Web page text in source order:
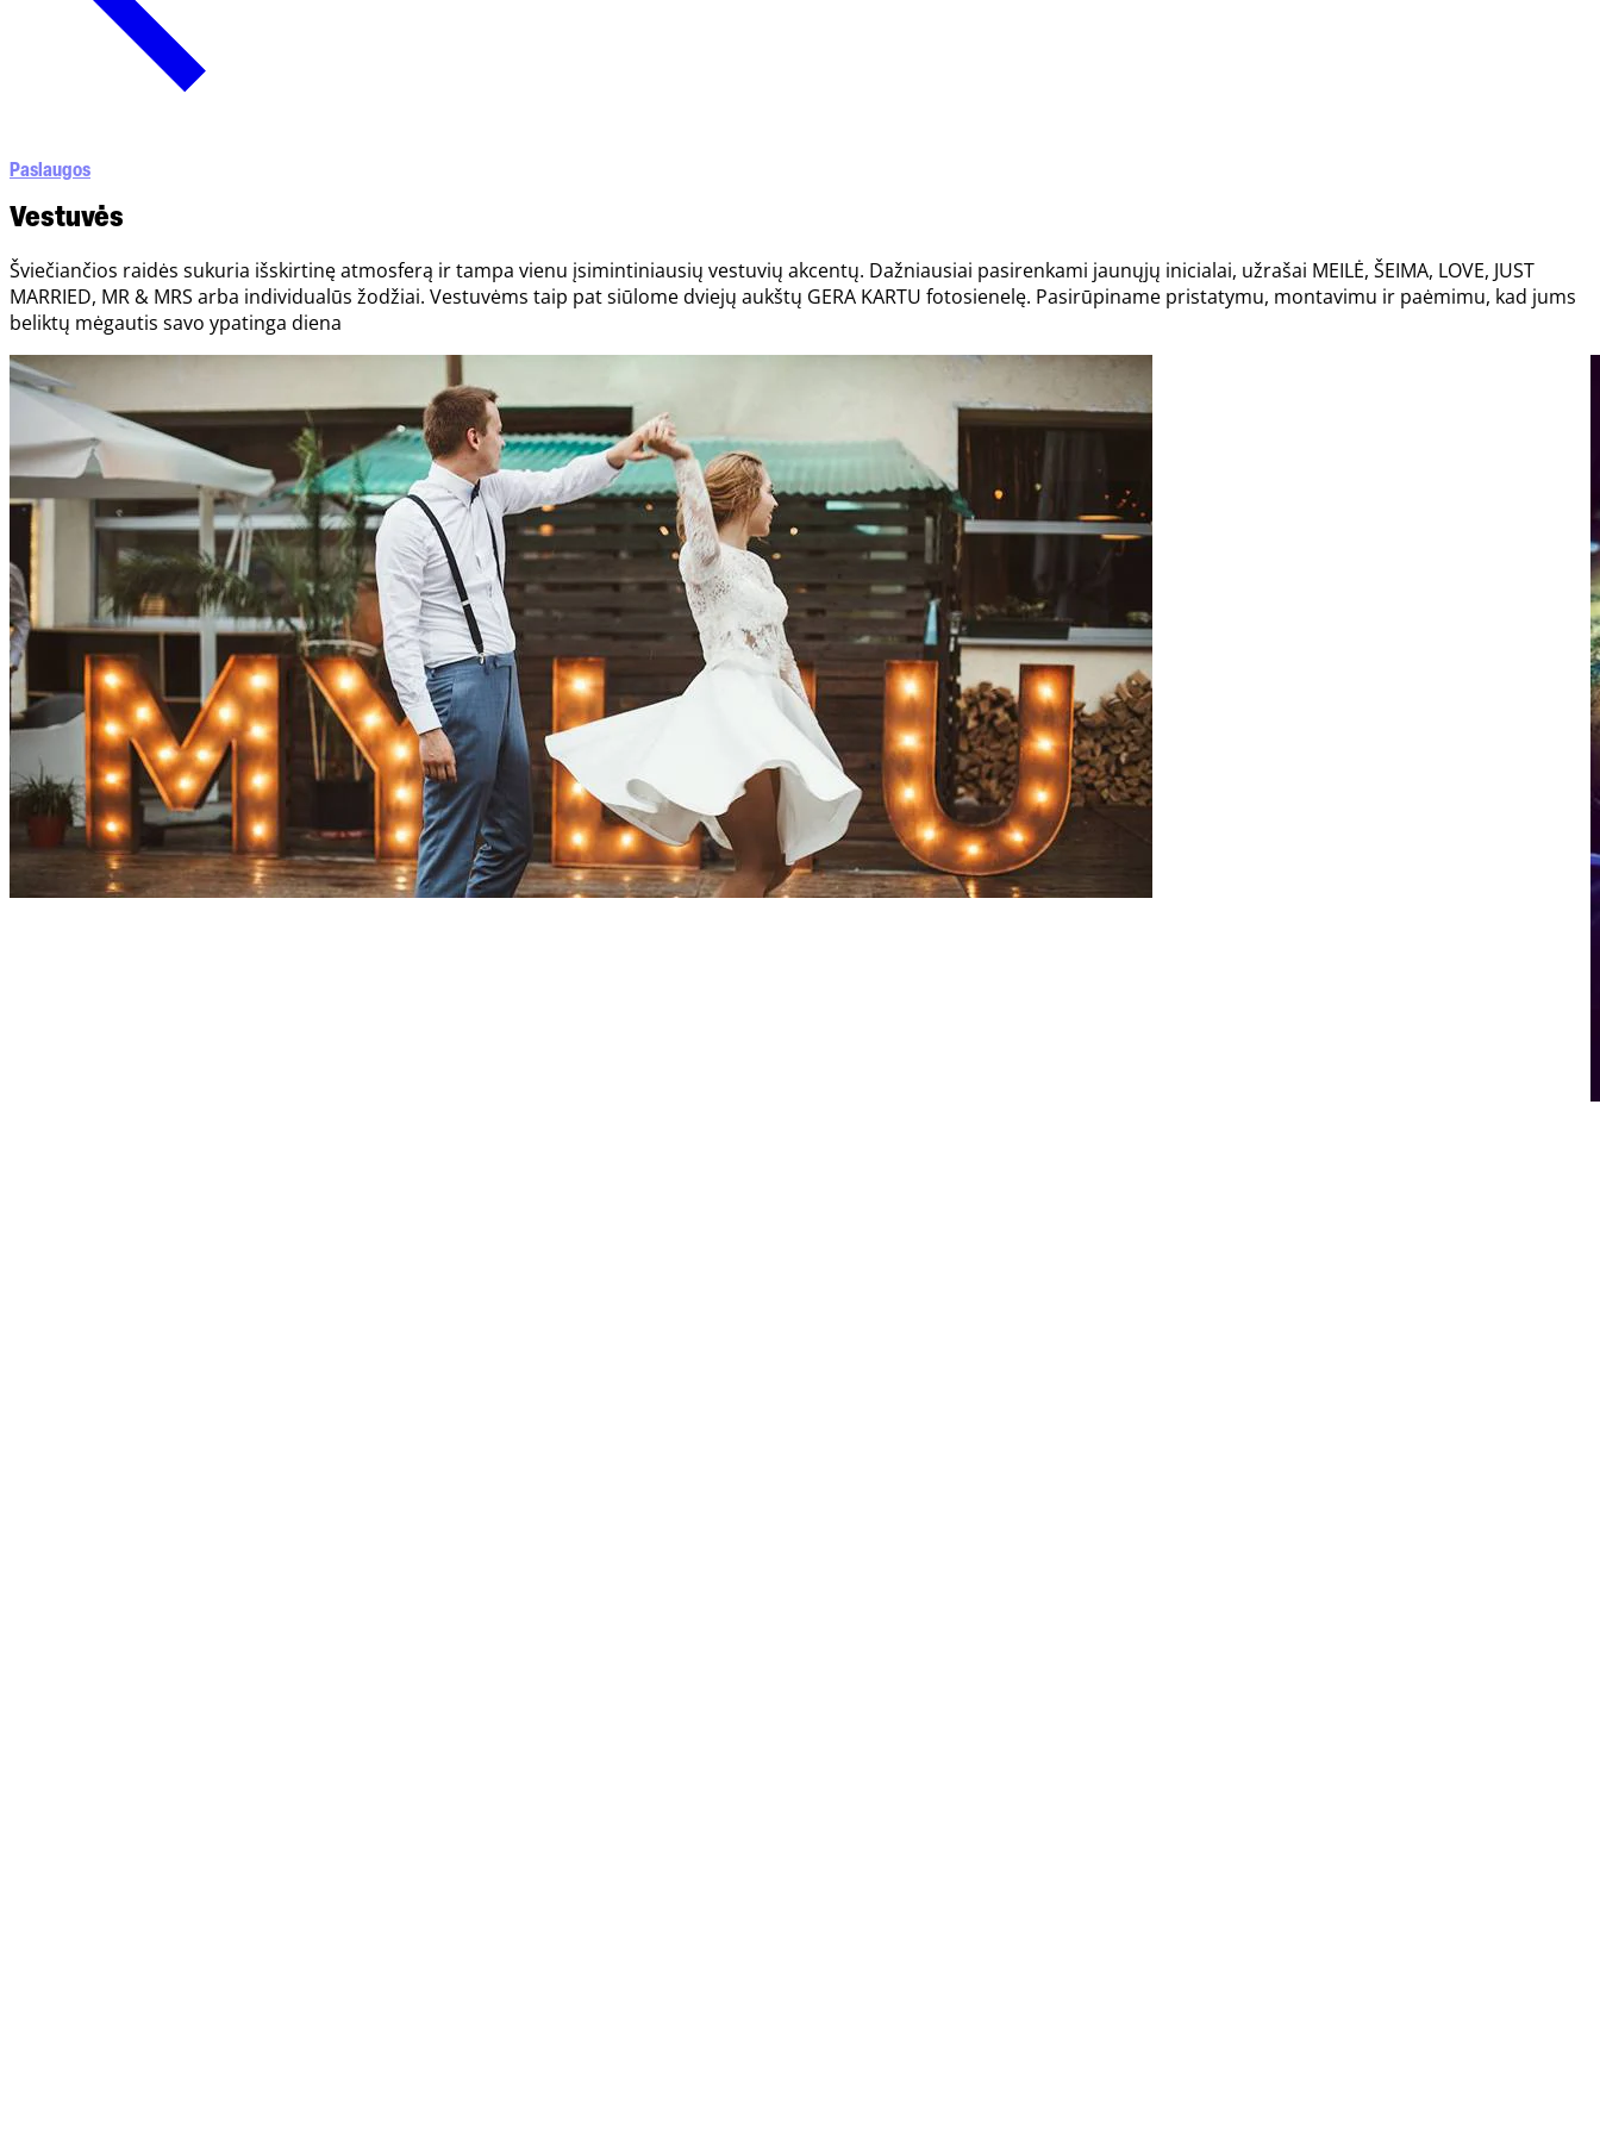
Paslaugos
Vestuvės
Šviečiančios raidės sukuria išskirtinę atmosferą ir tampa vienu įsimintiniausių vestuvių akcentų. Dažniausiai pasirenkami jaunųjų inicialai, užrašai MEILĖ, ŠEIMA, LOVE, JUST
MARRIED, MR & MRS arba individualūs žodžiai. Vestuvėms taip pat siūlome dviejų aukštų GERA KARTU fotosienelę. Pasirūpiname pristatymu, montavimu ir paėmimu, kad jums
beliktų mėgautis savo ypatinga diena